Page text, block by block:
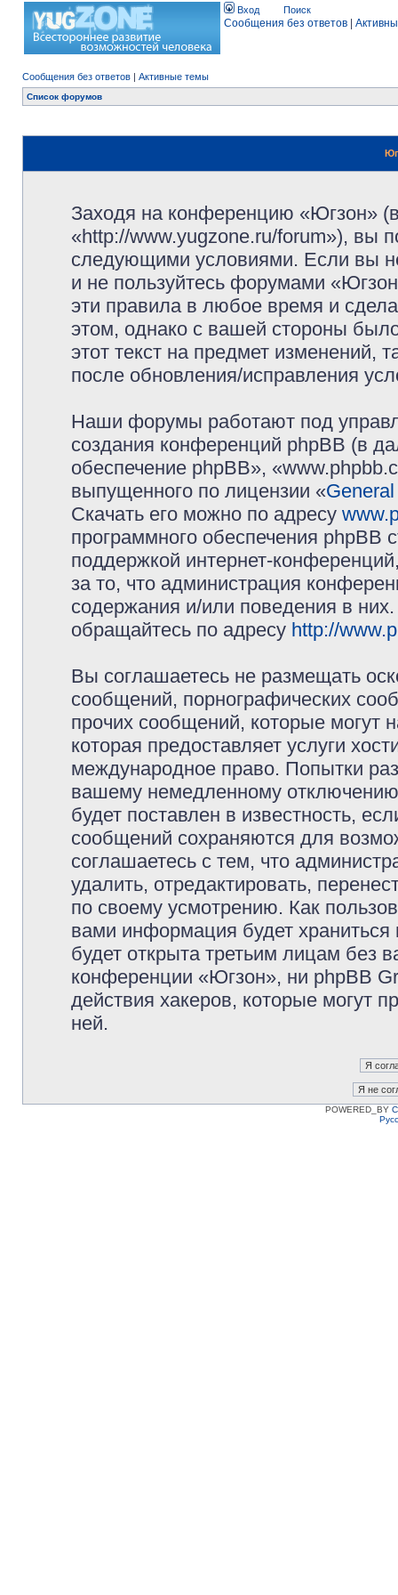
Вход Поиск
Сообщения без ответов
Сообщения без ответов | Активные темы
Список форумов
Заходя на конференцию «Югзон»
«http://www.yugzone.ru/forum»), вы
следующими условиями. Если вы
и не пользуйтесь форумами
эти правила в любое время и
этом, однако с вашей стороны
этот текст на предмет изменений,
после обновления/исправления
Наши форумы работают под
создания конференций phpBB (в
обеспечение phpBB»,
выпущенного по лицензии «
Скачать его можно по адресу
программного обеспечения phpBB
поддержкой интернет-
за то, что администрация
содержания и/или поведения в
обращайтесь по адресу http://
Вы соглашаетесь не размещать
сообщений, порнографических
прочих сообщений, которые могут
которая предоставляет услуги
международное право. Попытки
вашему немедленному
будет поставлен в известность,
сообщений сохраняются для
соглашаетесь с тем, что
удалить, отредактировать,
по своему усмотрению. Как
вами информация будет
будет открыта третьим лицам без
конференции «Югзон», ни phpBB
действия хакеров, которые могут
ней.
POWERED_BY